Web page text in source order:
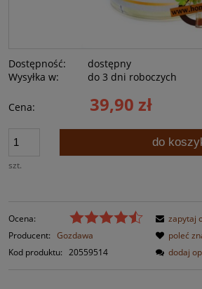
Dostępność:
dostępny
Wysyłka w:
do 3 dni roboczych
Cena: 39,90 zł
szt.
do
Ocena:
Producent: Gozdawa
Kod produktu: 20559514
zapytaj
poleć
dodaj